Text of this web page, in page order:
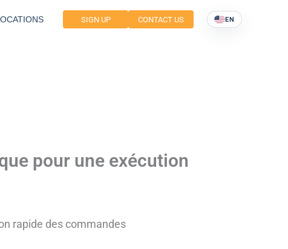
SIGN UP CONTACT US EN
pour une exécution
rapide des commandes